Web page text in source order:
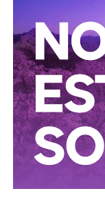
movimientos